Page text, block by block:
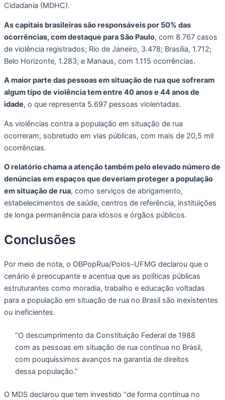
Cidadania (MDHC).
As capitais brasileiras são responsáveis por 50% das
ocorrências, com destaque para São Paulo, com 8.767 casos
de violência registrados; Rio de Janeiro, 3.478; Brasília, 1.712;
Belo Horizonte, 1.283; e Manaus, com 1.115 ocorrências.
A maior parte das pessoas em situação de rua que sofreram
algum tipo de violência tem entre 40 anos e 44 anos de
idade, o que representa 5.697 pessoas violentadas.
As violências contra a população em situação de rua
ocorreram, sobretudo em vias públicas, com mais de 20,5 mil
ocorrências.
O relatório chama a atenção também pelo elevado número de
denúncias em espaços que deveriam proteger a população
em situação de rua, como serviços de abrigamento,
estabelecimentos de saúde, centros de referência, instituições
de longa permanência para idosos e órgãos públicos.
Conclusões
Por meio de nota, o OBPopRua/Polos-UFMG declarou que o
cenário é preocupante e acentua que as políticas públicas
estruturantes como moradia, trabalho e educação voltadas
para a população em situação de rua no Brasil são inexistentes
ou ineficientes.
“O descumprimento da Constituição Federal de 1988
com as pessoas em situação de rua continua no Brasil,
com pouquíssimos avanços na garantia de direitos
dessa população.”
O MDS declarou que tem investido “de forma contínua no